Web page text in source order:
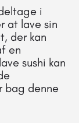
i
at lave sin
der kan
en
sushi kan
bag denne